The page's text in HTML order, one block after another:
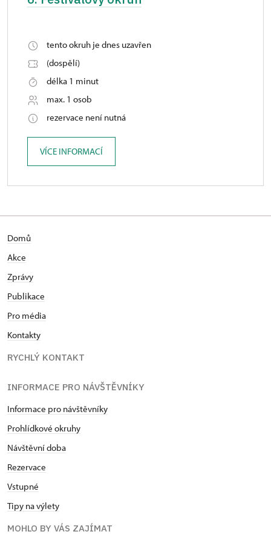
tento okruh je dnes uzavřen
(dospělí)
délka 1 minut
max. 1 osob
rezervace není nutná
VÍCE INFORMACÍ
Domů
Akce
Zprávy
Publikace
Pro média
Kontakty
RYCHLÝ KONTAKT
INFORMACE PRO NÁVŠTĚVNÍKY
Informace pro návštěvníky
Prohlídkové okruhy
Návštěvní doba
Rezervace
Vstupné
Tipy na výlety
MOHLO BY VÁS ZAJÍMAT